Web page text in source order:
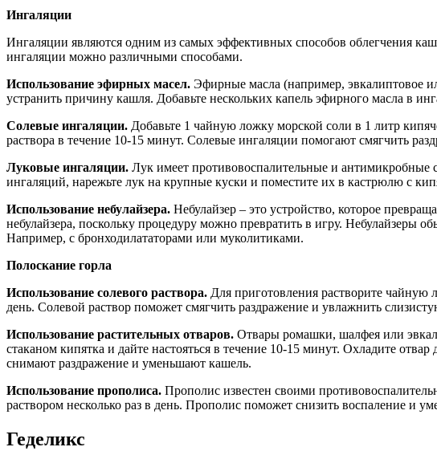
Ингаляции
Ингаляции являются одним из самых эффективных способов облегчения
ингаляции можно различными способами.
Использование эфирных масел. Эфирные масла (например, эвкалиптовое
устранить причину кашля. Добавьте нескольких капель эфирного масла в
Солевые ингаляции. Добавьте 1 чайную ложку морской соли в 1 литр
раствора в течение 10-15 минут. Солевые ингаляции помогают смягчить
Луковые ингаляции. Лук имеет противовоспалительные и антимикробные
ингаляций, нарежьте лук на крупные куски и поместите их в кастрюлю с
Использование небулайзера. Небулайзер – это устройство, которое
небулайзера, поскольку процедуру можно превратить в игру. Небулайзеры
Например, с бронходилататорами или муколитиками.
Полоскание горла
Использование солевого раствора. Для приготовления растворите чайную
день. Солевой раствор поможет смягчить раздражение и увлажнить
Использование растительных отваров. Отвары ромашки, шалфея или
стаканом кипятка и дайте настояться в течение 10-15 минут. Охладите
снимают раздражение и уменьшают кашель.
Использование прополиса. Прополис известен своими
раствором несколько раз в день. Прополис поможет снизить воспаление и
Геделикс